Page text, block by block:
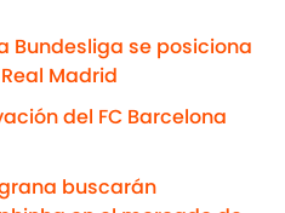
Bundesliga se posiciona
Madrid
del FC Barcelona
buscarán